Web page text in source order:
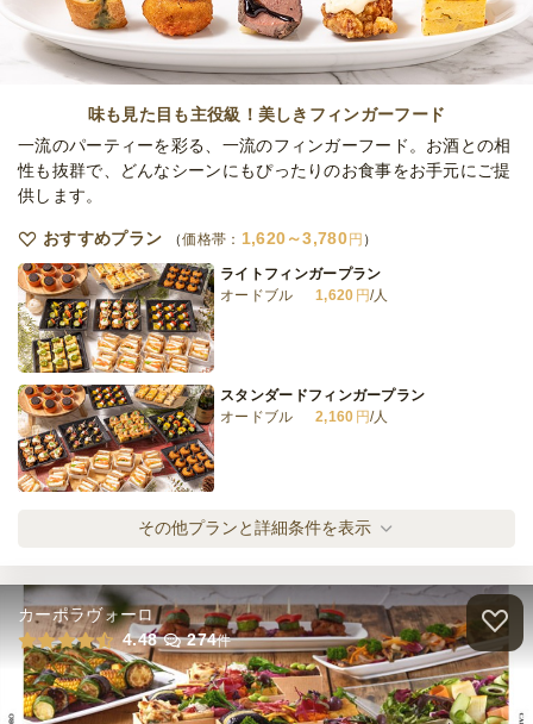
味も見た目も主役級！美しきフィンガーフード
一流のパーティーを彩る、一流のフィンガーフード。お酒との相
性も抜群で、どんなシーンにもぴったりのお食事をお手元にご提
供します。
おすすめプラン 価格帯： 1,620～3,780 円
ライトフィンガープラン
オードブル
1,620 円/人
スタンダードフィンガープラン
オードブル
2,160 円/人
デラックスフィンガープラン
オードブル
2,700円/人
ラグジュアリーフィンガープラン
オードブル
3,780円/人
その他プランと詳細条件を表示
カーポラヴォーロ
4.48
274件